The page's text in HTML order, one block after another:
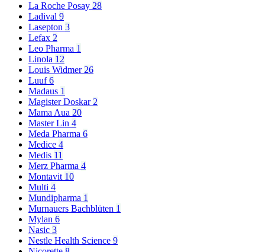
La Roche Posay 28
Ladival 9
Lasepton 3
Lefax 2
Leo Pharma 1
Linola 12
Louis Widmer 26
Luuf6
Madaus 1
Magister Doskar 2
Mama Aua 20
Master Lin 4
Meda Pharma 6
Medice 4
Medis 11
Merz Pharma 4
Montavit 10
Multi 4
Mundipharma 1
Murnauers Bachblüten 1
Mylan 6
Nasic 3
Nestle Health Science 9